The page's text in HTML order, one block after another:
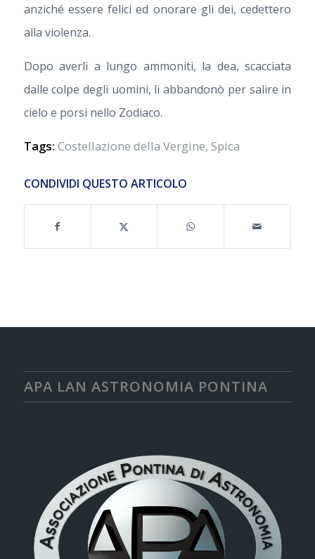
anziché essere felici ed onorare gli dei, cedettero
alla violenza.
Dopo averli a lungo ammoniti, la dea, scacciata
dalle colpe degli uomini, li abbandonò per salire in
cielo e porsi nello Zodiaco.
Tags: Costellazione della Vergine, Spica
CONDIVIDI QUESTO ARTICOLO
APA LAN ASTRONOMIA PONTINA